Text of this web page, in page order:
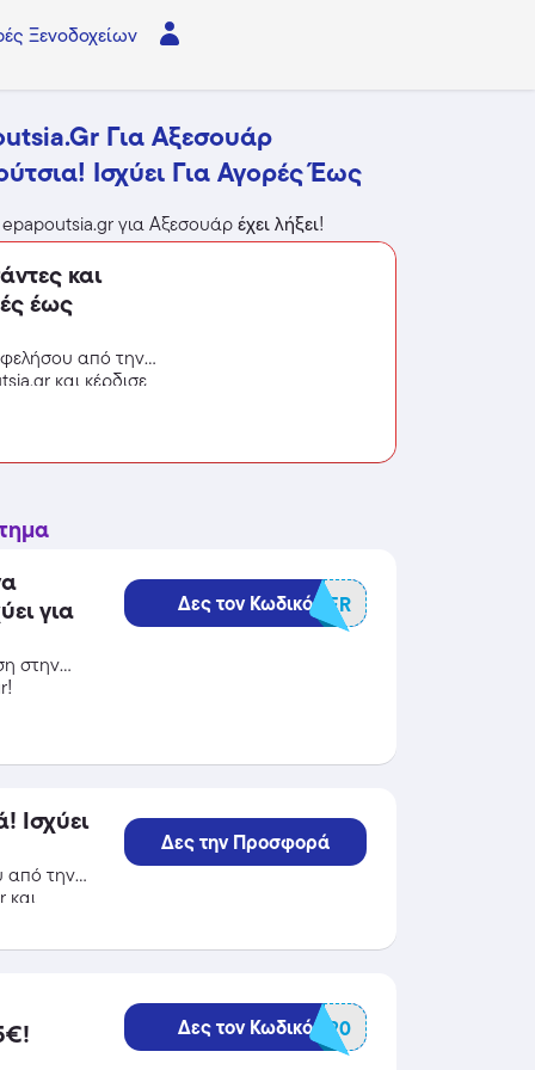
Ξενοδοχείων
Για Αξεσουάρ
Ισχύει Για Αγορές Έως
για Αξεσουάρέχει λήξει!
και
έως
από την
και κέρδισε
για
στην
Δες τον Κωδικό
SUMMER
Ισχύει
από την
και
Δες την Προσφορά
Δες τον ΚωδικόJUNE20